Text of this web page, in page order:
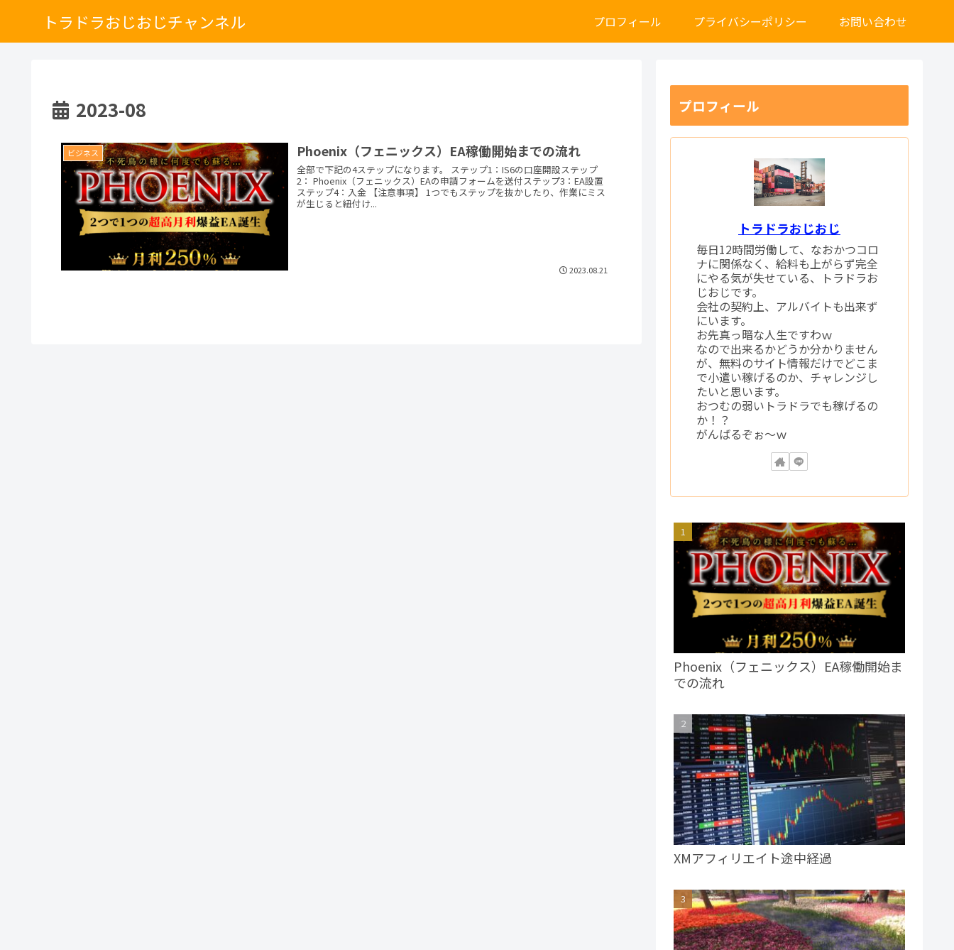
トラドラおじおじチャンネル プロフィール プライバシーポリシー お問い合わせ
2023-08
ビジネス Phoenix（フェニックス）EA稼働開始までの流れ
全部で下記の4ステップになります。 ステップ1：IS6の口座開設ステップ
2： Phoenix（フェニックス）EAの申請フォームを送付ステップ3：EA設置
ステップ4：入金 【注意事項】 1つでもステップを抜かしたり、作業にミス
が生じると紐付け...
2023.08.21
プロフィール
トラドラおじおじ
毎日12時間労働して、なおかつコロ
ナに関係なく、給料も上がらず完全
にやる気が失せている、トラドラお
じおじです。
会社の契約上、アルバイトも出来ず
にいます。
お先真っ暗な人生ですわｗ
なので出来るかどうか分かりません
が、無料のサイト情報だけでどこま
で小遣い稼げるのか、チャレンジし
たいと思います。
おつむの弱いトラドラでも稼げるの
か！？
がんばるぞぉ〜ｗ
Phoenix（フェニックス）EA稼働開始ま
での流れ
XMアフィリエイト途中経過